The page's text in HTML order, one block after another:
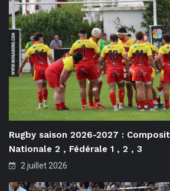
Rugby saison 2026-2027 :
Nationale 2 , Fédérale 1 , 2 , 3
2 juillet 2026